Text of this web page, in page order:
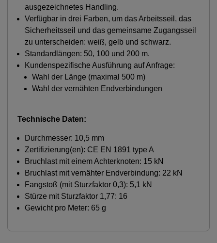
ausgezeichnetes Handling.
Verfügbar in drei Farben, um das Arbeitsseil, das
Sicherheitsseil und das gemeinsame Zugangsseil
zu unterscheiden: weiß, gelb und schwarz.
Standardlängen: 50, 100 und 200 m.
Kundenspezifische Ausführung auf Anfrage:
Wahl der Länge (maximal 500 m)
Wahl der vernähten Endverbindungen
Technische Daten:
Durchmesser: 10,5 mm
Zertifizierung(en): CE EN 1891 type A
Bruchlast mit einem Achterknoten: 15 kN
Bruchlast mit vernähter Endverbindung: 22 kN
Fangstoß (mit Sturzfaktor 0,3): 5,1 kN
Stürze mit Sturzfaktor 1,77: 16
Gewicht pro Meter: 65 g